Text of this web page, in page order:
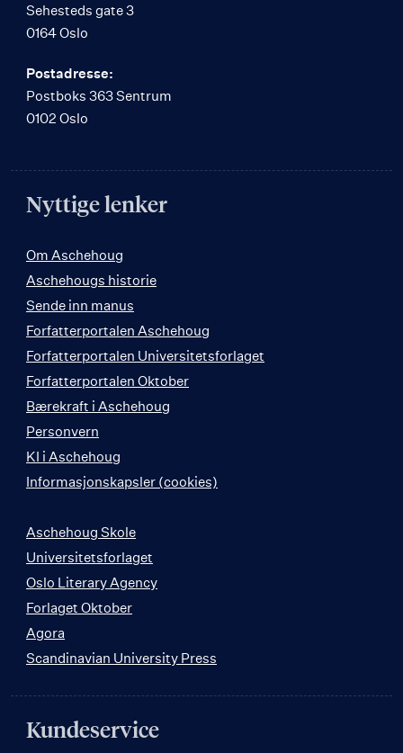
Sehesteds gate 3
0164 Oslo
Postadresse:
Postboks 363 Sentrum
0102 Oslo
Nyttige lenker
Om Aschehoug
Aschehougs historie
Sende inn manus
Forfatterportalen Aschehoug
Forfatterportalen Universitetsforlaget
Forfatterportalen Oktober
Bærekraft i Aschehoug
Personvern
KI i Aschehoug
Informasjonskapsler (cookies)
Aschehoug Skole
Universitetsforlaget
Oslo Literary Agency
Forlaget Oktober
Agora
Scandinavian University Press
Kundeservice